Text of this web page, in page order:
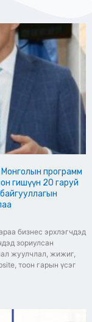
программ
гишүүн 20 гаруй
бизнес эрхлэгчдэд
зориулсан
жуулчлал, жижиг,
тоон гарын үсэг